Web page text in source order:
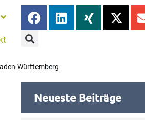
Württemberg
Neueste Beiträge